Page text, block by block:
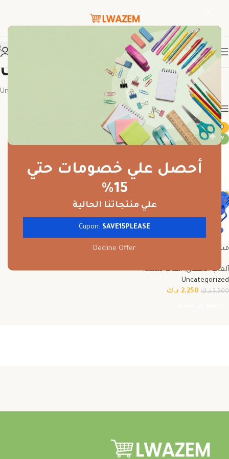
أحصل علي خصومات حتي
15%
علي منتجاتنا الحالية
Cupon: SAVE15PLEASE
Decline Offer
Uncategorized
Uncategorized
Show column
-36%
NEW
مسدس تصويب كرات أسفنجية آمن
ألعاب الأطفال,ألعاب تسلية,
Uncategorized
3.500 د.ك 2.250 د.ك